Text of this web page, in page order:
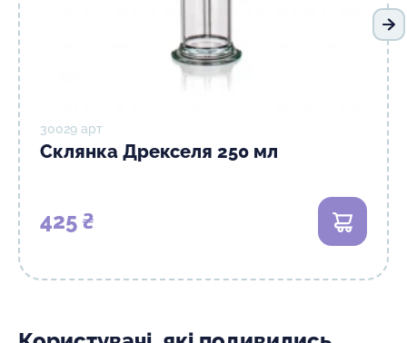
30029 арт
Склянка Дрекселя 250 мл
425 ₴ В кошик